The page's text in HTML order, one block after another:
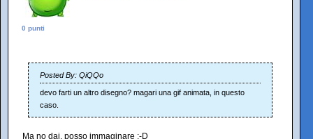
0 punti
Posted By: QiQQo
devo farti un altro disegno? magari una gif animata, in questo
caso.
Ma no dai, posso immaginare :-D